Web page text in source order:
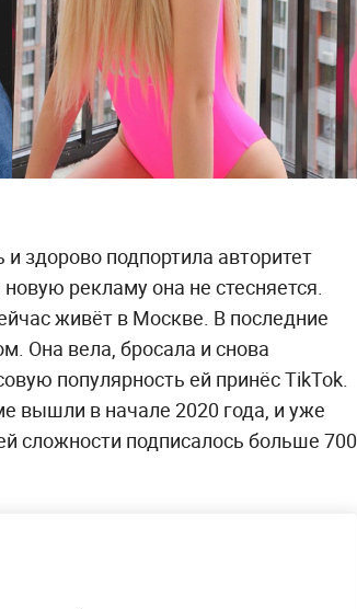
здорово подпортила авторитет
рекламу она не стесняется.
живёт в Москве. В последние
Она вела, бросала и снова
популярность ей принёс TikTok.
вышли в начале 2020 года, и уже
сложности подписалось больше 700